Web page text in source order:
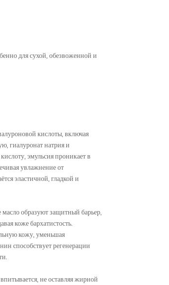
для сухой, обезвоженной и
кислоты, включая
гиалуронат натрия и
эмульсия проникает в
увлажнение от
эластичной, гладкой и
образуют защитный барьер,
коже бархатистость.
кожу, уменьшая
способствует регенерации
не оставляя жирной